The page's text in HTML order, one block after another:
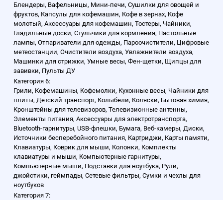
Блендеры, Вафельницы, Мини-печи, Сушилки для овощей и
фруктов, Капсулы для кофемашин, Кофе в зернах, Кофе
молотый, Аксессуары для кофемашин, Тостеры, Чайники,
Гладильные доски, Стульчики для кормления, Настольные
лампы, Отпариватели для одежды, Пароочистители, Цифровые
метеостанции, Очистители воздуха, Увлажнители воздуха,
Машинки для стрижки, Умные весы, Фен-щетки, Щипцы для
завивки, Пульты ДУ
Категория 6:
Грили, Кофемашины, Кофемолки, Кухонные весы, Чайники для
плиты, Детский транспорт, Колыбели, Коляски, Бытовая химия,
Кронштейны для телевизоров, Телевизионные антенны,
Элементы питания, Аксессуары для электротранспорта,
Bluetooth-гарнитуры, USB-флешки, Бумага, Веб-камеры, Диски,
Источники бесперебойного питания, Картриджи, Карты памяти,
Клавиатуры, Коврик для мыши, Колонки, Комплекты
клавиатуры и мыши, Компьютерные гарнитуры,
Компьютерные мыши, Подставки для ноутбука, Рули,
джойстики, геймпады, Сетевые фильтры, Сумки и чехлы для
ноутбуков
Категория 7: